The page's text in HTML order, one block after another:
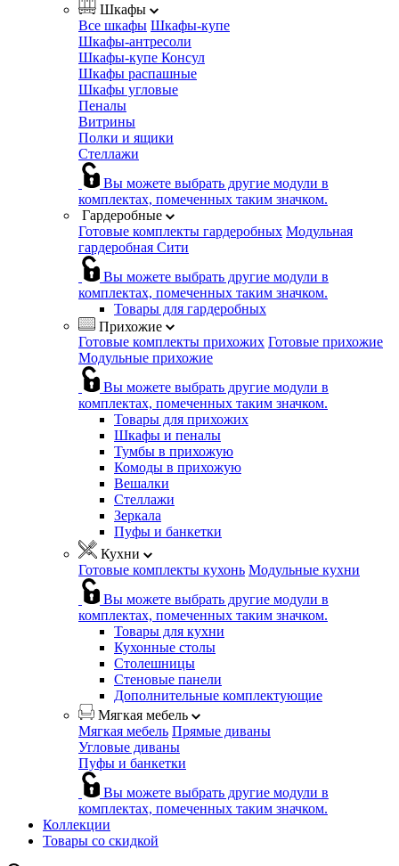
Шкафы
Все шкафы Шкафы-купе
Шкафы-антресоли
Шкафы-купе Консул
Шкафы распашные
Шкафы угловые
Пеналы
Витрины
Полки и ящики
Стеллажи
Вы можете выбрать другие модули в
комплектах, помеченных таким значком.
Гардеробные
Готовые комплекты гардеробных Модульная
гардеробная Сити
Вы можете выбрать другие модули в
комплектах, помеченных таким значком.
Товары для гардеробных
Прихожие
Готовые комплекты прихожих Готовые прихожие
Модульные прихожие
Вы можете выбрать другие модули в
комплектах, помеченных таким значком.
Товары для прихожих
Шкафы и пеналы
Тумбы в прихожую
Комоды в прихожую
Вешалки
Стеллажи
Зеркала
Пуфы и банкетки
Кухни
Готовые комплекты кухонь Модульные кухни
Вы можете выбрать другие модули в
комплектах, помеченных таким значком.
Товары для кухни
Кухонные столы
Столешницы
Стеновые панели
Дополнительные комплектующие
Мягкая мебель
Мягкая мебель Прямые диваны
Угловые диваны
Пуфы и банкетки
Вы можете выбрать другие модули в
комплектах, помеченных таким значком.
Коллекции
Товары со скидкой